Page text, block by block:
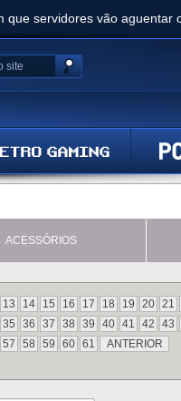
que servidores vão aguentar
de cópias e vai receber
Ghost of
Gear Solid Delta: Snake
anuncia livestream para
site
ACESSÓRIOS
13 14 15 16 17 18 19 20 21
35 36 37 38 39 40 41 42 43
57 58 59 60 61
ANTERIOR